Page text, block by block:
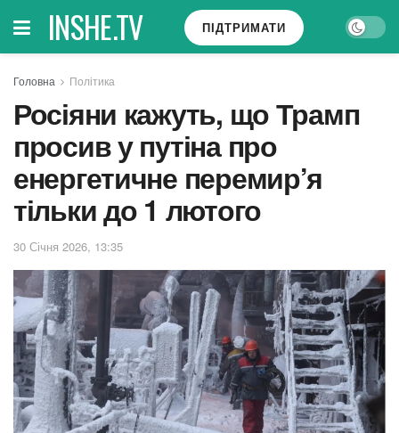
INSHE.TV ПІДТРИМАТИ
Головна Політика
Росіяни кажуть, що Трамп
просив у путіна про
енергетичне перемир’я
тільки до 1 лютого
30 Січня 2026, 13:35